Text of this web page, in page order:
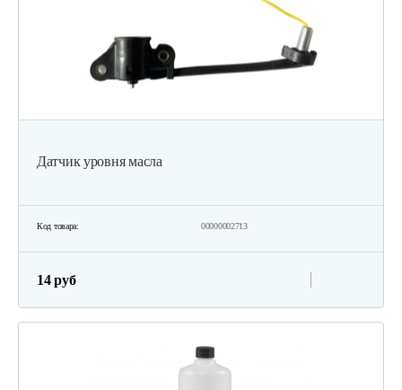
Датчик уровня масла
Код товара: 00000002713
14 руб